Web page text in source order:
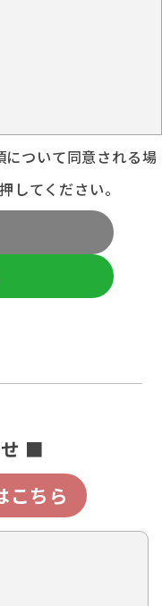
ついて同意される場
してください。
■
こちら